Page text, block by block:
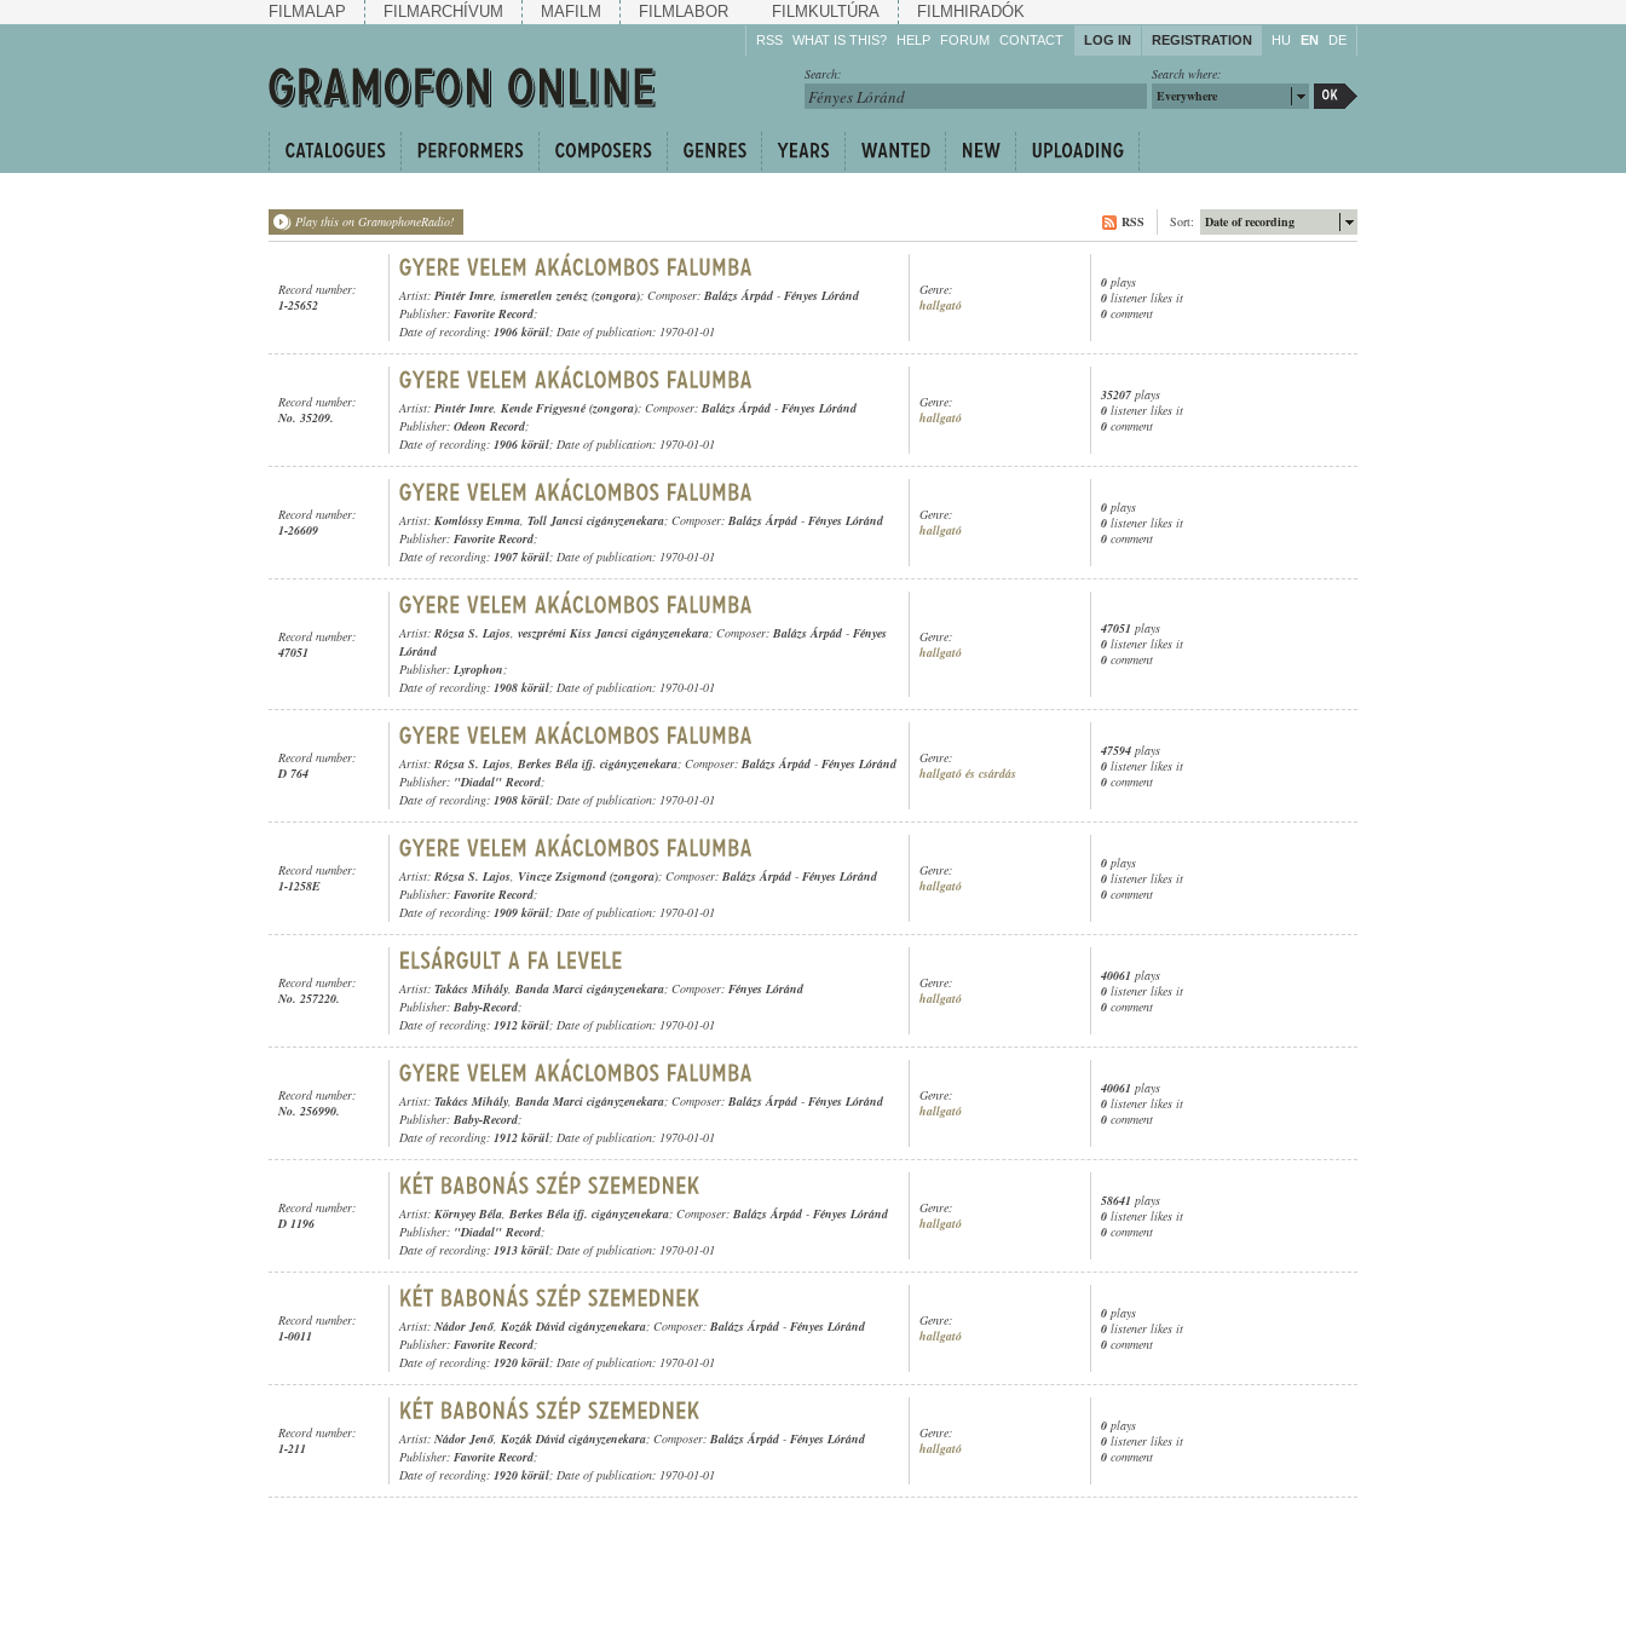
FILMALAP FILMARCHÍVUM MAFILM FILMLABOR FILMKULTÚRA FILMHIRADÓK
RSS WHAT IS THIS? HELP
Enrich!
Keep track of what is
Share!
FORUM CONTACT LOG IN REGISTRATION HU EN DE
Search where:
Everywhere
Search:
Play this on GramophoneRadio! Date of recording
Sort:
RSS
Record number:
1-25652
Artist: Pintér Imre, ismeretlen zenész (zongora); Composer: Balázs Árpád - Fényes Lóránd
Publisher: Favorite Record;
Date of recording: 1906 körül; Date of publication: 1970-01-01
Genre:
hallgató
0 plays
0 listener likes it
0 comment
Record number:
No. 35209.
Artist: Pintér Imre, Kende Frigyesné (zongora); Composer: Balázs Árpád - Fényes Lóránd
Publisher: Odeon Record;
Date of recording: 1906 körül; Date of publication: 1970-01-01
Genre:
hallgató
35207 plays
0 listener likes it
0 comment
Record number:
1-26609
Artist: Komlóssy Emma, Toll Jancsi cigányzenekara; Composer: Balázs Árpád - Fényes Lóránd
Publisher: Favorite Record;
Date of recording: 1907 körül; Date of publication: 1970-01-01
Genre:
hallgató
0 plays
0 listener likes it
0 comment
Record number:
47051
Artist: Rózsa S. Lajos, veszprémi Kiss Jancsi cigányzenekara; Composer: Balázs Árpád - Fényes
Lóránd
Publisher: Lyrophon;
Date of recording: 1908 körül; Date of publication: 1970-01-01
Genre:
hallgató
47051 plays
0 listener likes it
0 comment
Record number:
D 764
Artist: Rózsa S. Lajos, Berkes Béla ifj. cigányzenekara; Composer: Balázs Árpád - Fényes Lóránd
Publisher: "Diadal" Record;
Date of recording: 1908 körül; Date of publication: 1970-01-01
Genre:
hallgató és csárdás
47594 plays
0 listener likes it
0 comment
Record number:
1-1258E
Artist: Rózsa S. Lajos, Vincze Zsigmond (zongora); Composer: Balázs Árpád - Fényes Lóránd
Publisher: Favorite Record;
Date of recording: 1909 körül; Date of publication: 1970-01-01
Genre:
hallgató
0 plays
0 listener likes it
0 comment
Record number:
No. 257220.
Artist: Takács Mihály, Banda Marci cigányzenekara; Composer: Fényes Lóránd
Publisher: Baby-Record;
Date of recording: 1912 körül; Date of publication: 1970-01-01
Genre:
hallgató
40061 plays
0 listener likes it
0 comment
Record number:
No. 256990.
Artist: Takács Mihály, Banda Marci cigányzenekara; Composer: Balázs Árpád - Fényes Lóránd
Publisher: Baby-Record;
Date of recording: 1912 körül; Date of publication: 1970-01-01
Genre:
hallgató
40061 plays
0 listener likes it
0 comment
Record number:
D 1196
Artist: Környey Béla, Berkes Béla ifj. cigányzenekara; Composer: Balázs Árpád - Fényes Lóránd
Publisher: "Diadal" Record;
Date of recording: 1913 körül; Date of publication: 1970-01-01
Genre:
hallgató
58641 plays
0 listener likes it
0 comment
Record number:
1-0011
Artist: Nádor Jenő, Kozák Dávid cigányzenekara; Composer: Balázs Árpád - Fényes Lóránd
Publisher: Favorite Record;
Date of recording: 1920 körül; Date of publication: 1970-01-01
Genre:
hallgató
0 plays
0 listener likes it
0 comment
Record number:
1-211
Artist: Nádor Jenő, Kozák Dávid cigányzenekara; Composer: Balázs Árpád - Fényes Lóránd
Publisher: Favorite Record;
Date of recording: 1920 körül; Date of publication: 1970-01-01
Genre:
hallgató
0 plays
0 listener likes it
0 comment